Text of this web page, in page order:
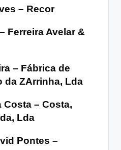
– Recor
Ferreira Avelar &
– Fábrica de
da ZArrinha, Lda
Costa – Costa,
Lda
Pontes –